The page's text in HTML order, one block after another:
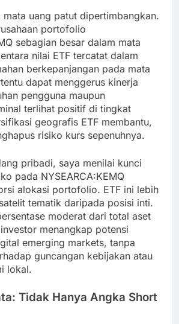
mata uang patut dipertimbangkan.
portofolio
sebagian besar dalam mata
nilai ETF tercatat dalam
berkepanjangan pada mata
dapat menggerus kinerja
pengguna maupun
terlihat positif di tingkat
geografis ETF membantu,
risiko kurs sepenuhnya.
pribadi, saya menilai kunci
pada NYSEARCA:KEMQ
alokasi portofolio. ETF ini lebih
tematik daripada posisi inti.
moderat dari total aset
menangkap potensi
emerging markets, tanpa
guncangan kebijakan atau
lokal.
Tidak Hanya Angka Short